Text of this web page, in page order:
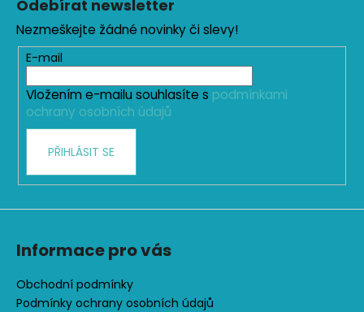
Odebírat newsletter
Nezmeškejte žádné novinky či slevy!
E-mail
Vložením e-mailu souhlasíte s podmínkami
ochrany osobních údajů
PŘIHLÁSIT SE
Informace pro vás
Obchodní podmínky
Podmínky ochrany osobních údajů